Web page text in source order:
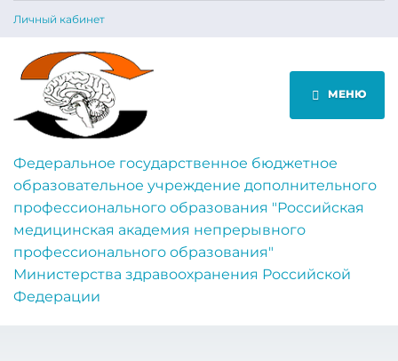
Личный кабинет
МЕНЮ
Федеральное государственное бюджетное
образовательное учреждение дополнительного
профессионального образования "Российская
медицинская академия непрерывного
профессионального образования"
Министерства здравоохранения Российской
Федерации